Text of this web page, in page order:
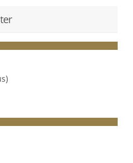
die aus lustigen,
besteht.All das hilft in
sich gemeinsam im
die Liebe lebt ewig.